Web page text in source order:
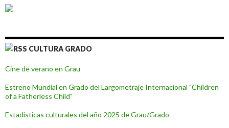
CULTURA GRADO
Cine de verano en Grau
Estreno Mundial en Grado del Largometraje Internacional "Children
of a Fatherless Child"
Estadísticas culturales del año 2025 de Grau/Grado